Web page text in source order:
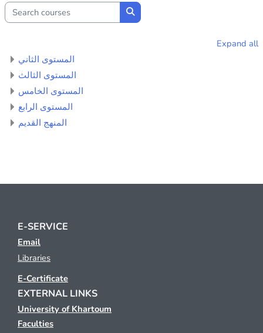
Search courses
Search courses
Expand all
المستوى الثاني
المستوى الثالث
المستوى الخامس
المستوى الرابع
المنهج القديم
E-SERVICE
Email
Libraries
E-Certificate
EXTERNAL LINKS
University of Khartoum
Faculties